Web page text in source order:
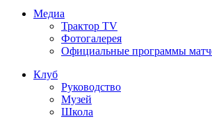
Медиа
Трактор TV
Фотогалерея
Официальные программы
Клуб
Руководство
Музей
Школа